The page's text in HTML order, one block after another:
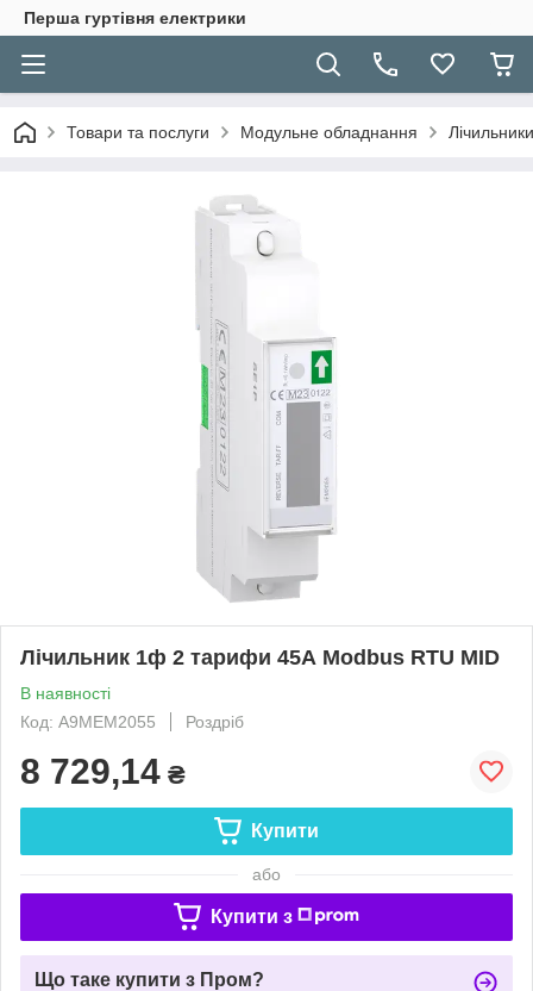
Перша гуртівня електрики
Товари та послуги Модульне обладнання
Лічильник 1ф 2 тарифи 45А Modbus RTU MID
В наявності
Код: A9MEM2055
Роздріб
8 729,14 ₴
Купити
або
Купити з
Що таке купити з Пром?